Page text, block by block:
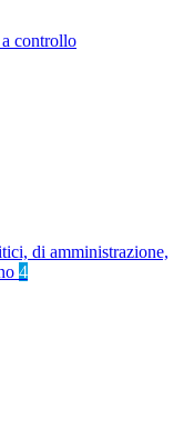
controllo
di amministrazione,
4